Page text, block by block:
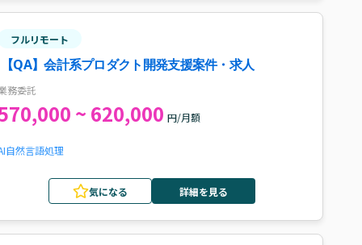
フルリモート
【QA】会計系プロダクト開発支援案件・求人
務委託
~ 620,000 円/月額
自然言語処理
気になる 詳細を見る